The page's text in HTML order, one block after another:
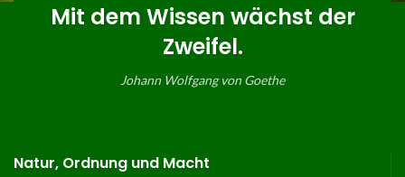
Mit dem Wissen wächst der
Zweifel.
Johann Wolfgang von Goethe
Natur, Ordnung und Macht